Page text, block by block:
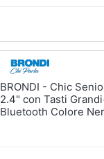
BRONDI - Chic
2.4" con Tasti
Bluetooth Colore